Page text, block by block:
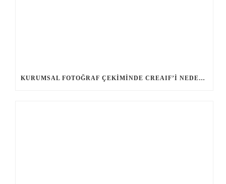
KURUMSAL FOTOĞRAF ÇEKIMINDE CREAIF’I NEDEN TERCIH ETMELISINIZ?